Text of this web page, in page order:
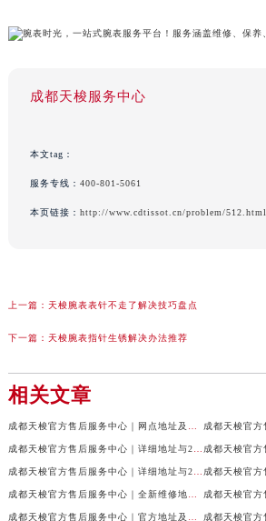
成都天梭服务中心
本文tag：
服务专线： 400-801-5061
本页链接： http://www.cdtissot.cn/problem/512.html
上一篇： 天梭腕表表针不走了解决技巧盘点
下一篇： 天梭腕表指针生锈解决办法推荐
相关文章